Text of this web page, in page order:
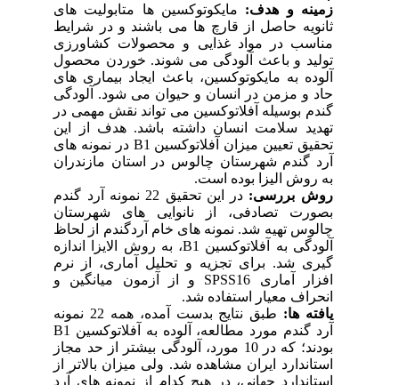
زمینه و هدف:مایکوتوکسین ها متابولیت های
ثانویه حاصل از قارچ ها می باشند و در شرایط
مناسب در مواد غذایی و محصولات کشاورزی
تولید و باعث آلودگی می شوند. خوردن محصول
آلوده به مایکوتوکسین، باعث ایجاد بیماری های
حاد و مزمن در انسان و حیوان می شود. آلودگی
گندم بوسیله آفلاتوکسین می تواند نقش مهمی در
تهدید سلامت انسان داشته باشد. هدف از این
تحقیق تعیین میزان آفلاتوکسین B1 در نمونه های
آرد گندم شهرستان چالوس در استان مازندران
به روش الیزا بوده است.
روش بررسی:
در این تحقیق 22 نمونه آرد گندم
بصورت تصادفی، از نانوایی های شهرستان
چالوس تهیه شد. نمونه های خام آردگندم از لحاظ
آلودگی به آفلاتوکسین B1، به روش الایزا اندازه
گیری شد. برای تجزیه و تحلیل آماری، از نرم
افزار آماری SPSS16 و از آزمون میانگین و
انحراف معیار استفاده شد.
طبق نتایج بدست آمده، همه 22 نمونه
آرد گندم مورد مطالعه، آلوده به آفلاتوکسین B1
بودند؛ که در 10 مورد، آلودگی بیشتر از حد مجاز
استاندارد ایران مشاهده شد. ولی میزان بالاتر از
استاندارد جهانی، در هیچ کدام از نمونه های آرد